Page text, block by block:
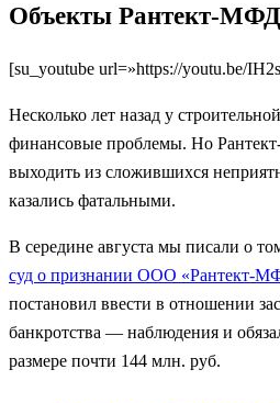
Объекты Рантект-
[su_youtube url=»https://youtu.be/
Несколько лет назад у
финансовые проблемы. Но
выходить из сложившихся
казались фатальными.
В середине августа мы писали о
суд о признании ООО «Рантект-
постановил ввести в отношении
банкротства — наблюдения и
размере почти 144 млн. руб.